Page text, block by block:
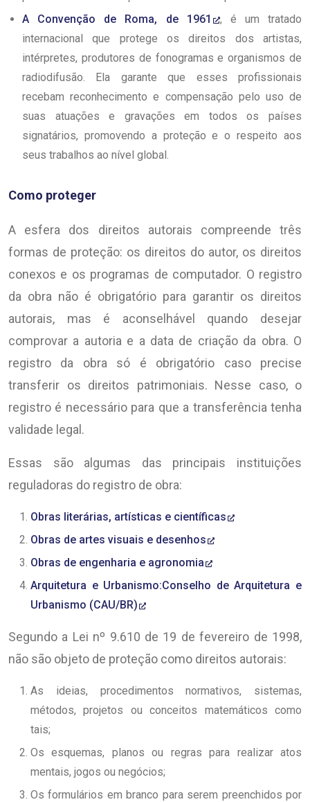
A Convenção de Roma, de 1961
, é um tratado
internacional que protege os direitos dos artistas,
intérpretes, produtores de fonogramas e organismos de
radiodifusão. Ela garante que esses profissionais
recebam reconhecimento e compensação pelo uso de
suas atuações e gravações em todos os países
signatários, promovendo a proteção e o respeito aos
seus trabalhos ao nível global.
Como proteger
A esfera dos direitos autorais compreende três
formas de proteção: os direitos do autor, os direitos
conexos e os programas de computador. O registro
da obra não é obrigatório para garantir os direitos
autorais, mas é aconselhável quando desejar
comprovar a autoria e a data de criação da obra. O
registro da obra só é obrigatório caso precise
transferir os direitos patrimoniais. Nesse caso, o
registro é necessário para que a transferência tenha
validade legal.
Essas são algumas das principais instituições
reguladoras do registro de obra:
Obras literárias, artísticas e científicas
Obras de artes visuais e desenhos
Obras de engenharia e agronomia
Arquitetura e Urbanismo:Conselho de Arquitetura e
Urbanismo (CAU/BR)
Segundo a Lei nº 9.610 de 19 de fevereiro de 1998,
não são objeto de proteção como direitos autorais:
As ideias, procedimentos normativos, sistemas,
métodos, projetos ou conceitos matemáticos como
tais;
Os esquemas, planos ou regras para realizar atos
mentais, jogos ou negócios;
Os formulários em branco para serem preenchidos por